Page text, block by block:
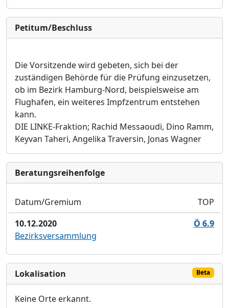
Petitum/Beschluss
Die Vorsitzende wird gebeten, sich bei der
zuständigen Behörde für die Prüfung einzusetzen,
ob im Bezirk Hamburg-Nord, beispielsweise am
Flughafen, ein weiteres Impfzentrum entstehen
kann.
DIE LINKE-Fraktion; Rachid Messaoudi, Dino Ramm,
Keyvan Taheri, Angelika Traversin, Jonas Wagner
Bera­tungs­reihen­folge
Datum/Gremium
TOP
10.12.2020
Ö 6.9
Bezirksversammlung
Lokalisation Beta
Keine Orte erkannt.